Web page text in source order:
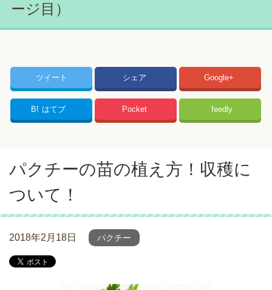
ージ目）
ツイート シェア Google+
B! はてブ Pocket feedly
パクチーの苗の植え方！収穫に
ついて！
2018年2月18日 パクチー